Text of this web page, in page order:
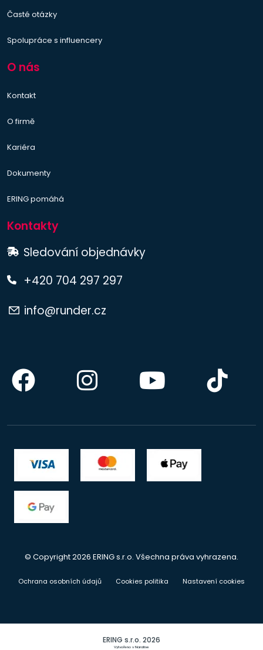
Časté otázky
Spolupráce s influencery
O nás
Kontakt
O firmě
Kariéra
Dokumenty
ERING pomáhá
Kontakty
Sledování objednávky
+420 704 297 297
info@runder.cz
© Copyright 2026 ERING s.r.o. Všechna práva vyhrazena.
Ochrana osobních údajů Cookies politika Nastavení cookies
ERING s.r.o. 2026
Vytvořeno v Narative